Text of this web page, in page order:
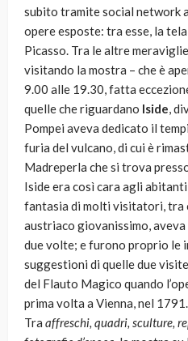
subito tramite social network
opere esposte: tra esse, la tela
Picasso. Tra le altre
visitando la mostra – che è
9.00 alle 19.30, fatta
quelle che riguardano Iside,
Pompei aveva dedicato il
furia del vulcano, di cui è
Madreperla che si trova
Iside era così cara agli
fantasia di molti visitatori, tra
austriaco giovanissimo,
due volte; e furono proprio le
suggestioni di quelle due
del Flauto Magico quando
prima volta a Vienna, nel 1791.
Tra affreschi, quadri, sculture,